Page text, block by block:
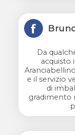
Da
acquisto
e il servizio
di
gradimento